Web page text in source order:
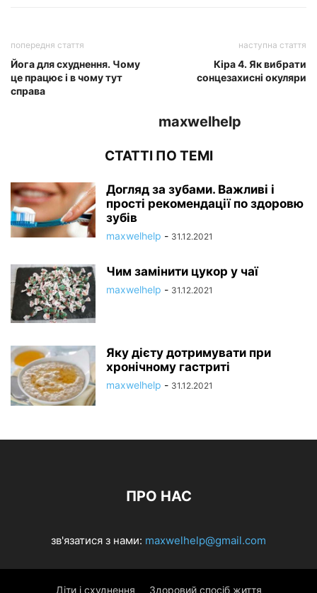
попередня стаття
Йога для схуднення. Чому
це працює і в чому тут
справа
наступна стаття
Кіра 4. Як вибрати
сонцезахисні окуляри
maxwelhelp
СТАТТІ ПО ТЕМІ
Догляд за зубами. Важливі і
прості рекомендації по здоровю
зубів
maxwelhelp - 31.12.2021
Чим замінити цукор у чаї
maxwelhelp - 31.12.2021
Яку дієту дотримувати при
хронічному гастриті
maxwelhelp - 31.12.2021
ПРО НАС
зв'язатися з нами: maxwelhelp@gmail.com
Діти і схуднення Здоровий спосіб життя